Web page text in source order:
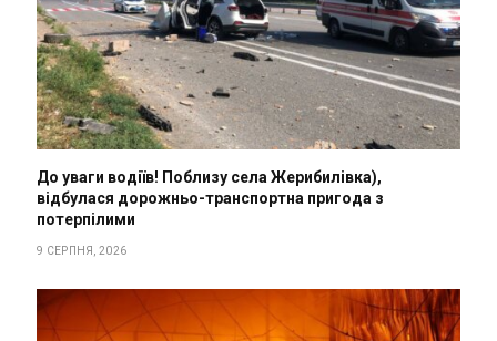
До уваги водіїв! Поблизу села Жерибилівка),
відбулася дорожньо-транспортна пригода з
потерпілими
9 СЕРПНЯ, 2026